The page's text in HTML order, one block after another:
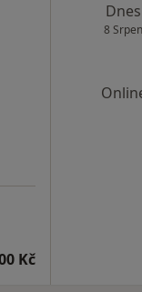
Kč
Dnes
8 Srpen